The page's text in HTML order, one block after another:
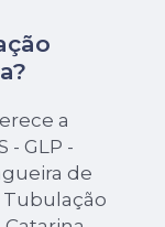
a
- GLP -
de
Tubulação